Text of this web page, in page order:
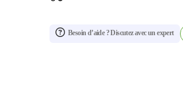
Besoin d’aide ? Discutez avec un expert